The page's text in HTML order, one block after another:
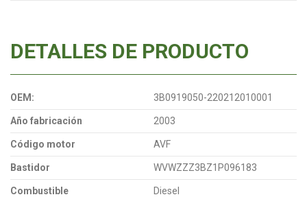
DETALLES DE PRODUCTO
OEM: 3B0919050-220212010001
Año fabricación 2003
Código motor AVF
Bastidor WVWZZZ3BZ1P096183
Combustible Diesel